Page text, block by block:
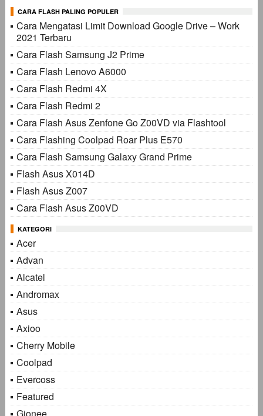
CARA FLASH PALING POPULER
Cara Mengatasi Limit Download Google Drive – Work
2021 Terbaru
Cara Flash Samsung J2 Prime
Cara Flash Lenovo A6000
Cara Flash Redmi 4X
Cara Flash Redmi 2
Cara Flash Asus Zenfone Go Z00VD via Flashtool
Cara Flashing Coolpad Roar Plus E570
Cara Flash Samsung Galaxy Grand Prime
Flash Asus X014D
Flash Asus Z007
Cara Flash Asus Z00VD
KATEGORI
Acer
Advan
Alcatel
Andromax
Asus
Axioo
Cherry Mobile
Coolpad
Evercoss
Featured